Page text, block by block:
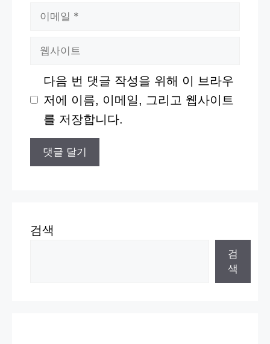
이
일
웹
트
다음 번 댓글 작성을 위해 이 브라우
저에 이름, 이메일, 그리고 웹사이트
를 저장합니다.
검색
검
색